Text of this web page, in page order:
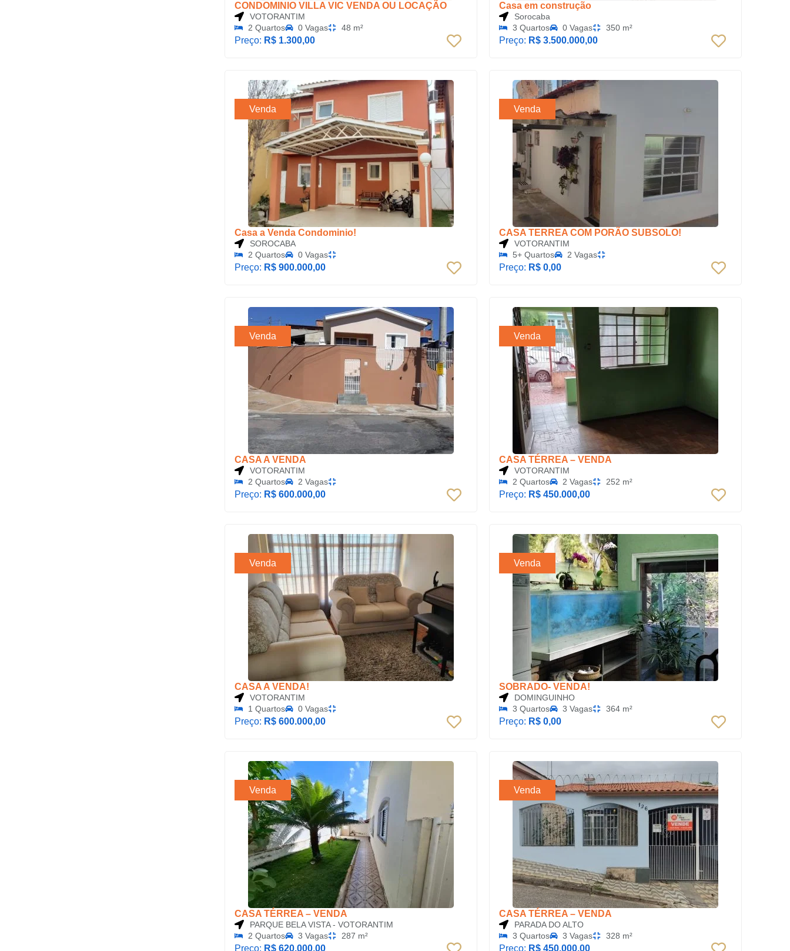
CONDOMINIO VILLA VIC VENDA OU LOCAÇÃO
VOTORANTIM
2 Quartos
0 Vagas 48 m²
Preço: R$ 1.300,00
Casa em construção
Sorocaba
3 Quartos
0 Vagas 350 m²
Preço: R$ 3.500.000,00
Venda
Casa a Venda Condominio!
SOROCABA
2 Quartos
0 Vagas
Preço: R$ 900.000,00
Venda
CASA TERREA COM PORÃO SUBSOLO!
VOTORANTIM
5+ Quartos
2 Vagas
Preço: R$ 0,00
Venda
CASA A VENDA
VOTORANTIM
2 Quartos
2 Vagas
Preço: R$ 600.000,00
Venda
CASA TÉRREA – VENDA
VOTORANTIM
2 Quartos
2 Vagas 252 m²
Preço: R$ 450.000,00
Venda
CASA A VENDA!
VOTORANTIM
1 Quartos
0 Vagas
Preço: R$ 600.000,00
Venda
SOBRADO- VENDA!
DOMINGUINHO
3 Quartos
3 Vagas 364 m²
Preço: R$ 0,00
Venda
CASA TÉRREA – VENDA
PARQUE BELA VISTA - VOTORANTIM
2 Quartos
3 Vagas 287 m²
Preço: R$ 620.000,00
Venda
CASA TÉRREA – VENDA
PARADA DO ALTO
3 Quartos
3 Vagas 328 m²
Preço: R$ 450.000,00